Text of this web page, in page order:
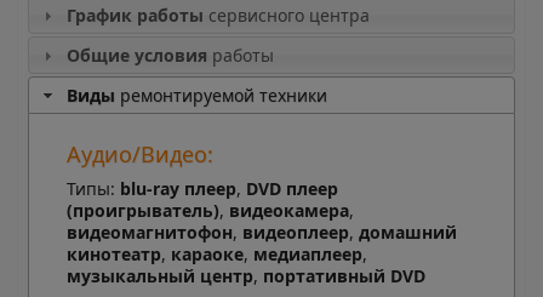
График работы сервисного центра
Общие условия работы
Виды ремонтируемой техники
Аудио/Видео:
Типы: blu-ray плеер, DVD плеер
(проигрыватель), видеокамера,
видеомагнитофон, видеоплеер, домашний
кинотеатр, караоке, медиаплеер,
музыкальный центр, портативный DVD